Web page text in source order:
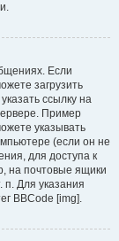
Если
загрузить
ссылку на
Пример
указывать
(если он не
для доступа к
на почтовые ящики
Для указания
BBCode [img].